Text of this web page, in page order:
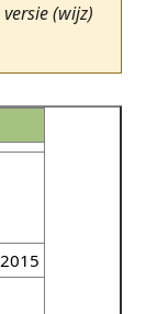
(wijz)